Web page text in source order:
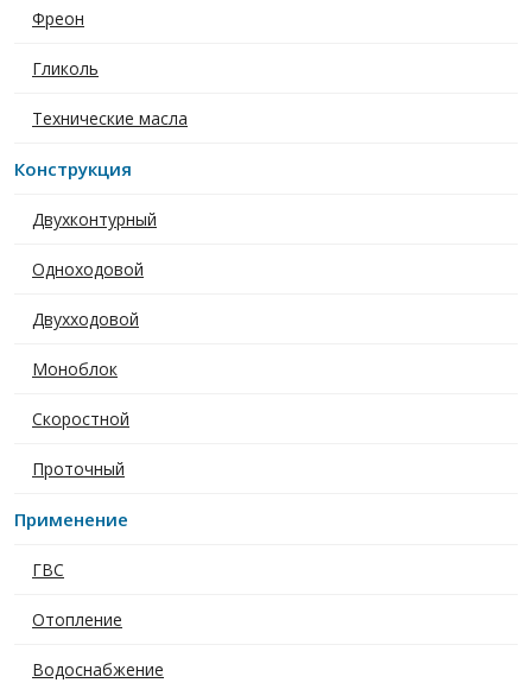
Фреон
Гликоль
Технические масла
Конструкция
Двухконтурный
Одноходовой
Двухходовой
Моноблок
Скоростной
Проточный
Применение
ГВС
Отопление
Водоснабжение